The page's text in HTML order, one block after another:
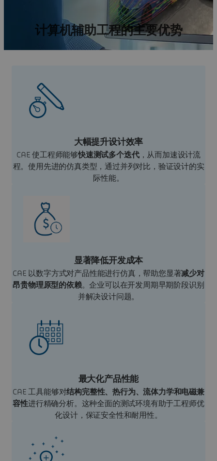
计算机辅助工程的主要优势
大幅提升设计效率
CAE 使工程师能够快速测试多个迭代，从而加速设计流
程。使用先进的仿真类型，通过并列对比，验证设计的实
际性能。
显著降低开发成本
CAE 以数字方式对产品性能进行仿真，帮助您显著减少对
昂贵物理原型的依赖。企业可以在开发周期早期阶段识别
并解决设计问题。
最大化产品性能
CAE 工具能够对结构完整性、热行为、流体力学和电磁兼
容性进行精确分析。这种全面的测试环境有助于工程师优
化设计，保证安全性和耐用性。